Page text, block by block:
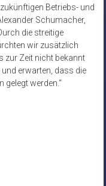
Betriebs- und
Schumacher,
die streitige
wir zusätzlich
zur Zeit nicht bekannt
erwarten, dass die
werden.“